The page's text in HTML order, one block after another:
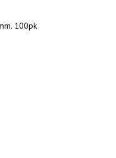
100pk